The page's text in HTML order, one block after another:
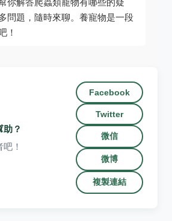
問題，隨時來聊。養寵物是一段
！
？
！
Facebook
Twitter
微信
微博
複製連結